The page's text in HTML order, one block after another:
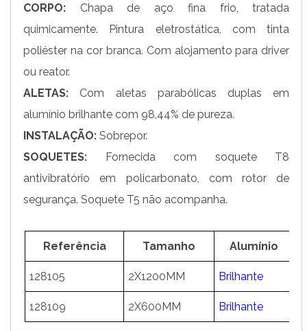
CORPO: Chapa de aço fina frio, tratada
quimicamente. Pintura eletrostática, com tinta
poliéster na cor branca. Com alojamento para driver
ou reator.
ALETAS: Com aletas parabólicas duplas em
alumínio brilhante com 98,44% de pureza.
INSTALAÇÃO: Sobrepor.
SOQUETES: Fornecida com soquete T8
antivibratório em policarbonato, com rotor de
segurança. Soquete T5 não acompanha.
Referência Tamanho Alumínio
128105 2X1200MM Brilhante
128109 2X600MM Brilhante